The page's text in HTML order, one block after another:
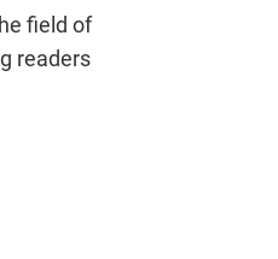
field of
readers